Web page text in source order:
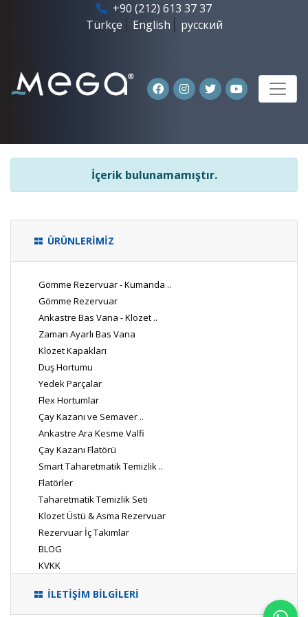
+90 (212) 613 37 37
Türkçe
English русский
İçerik bulunamamıştır.
ÜRÜNLERİMİZ
Gömme Rezervuar - Kumanda ..
Gömme Rezervuar
Ankastre Bas Vana - Klozet ..
Zaman Ayarlı Bas Vana
Klozet Kapakları
Duş Hortumu
Yedek Parçalar
Flex Hortumlar
Çay Kazanı ve Semaver ..
Ankastre Ara Kesme Valfi
Çay Kazanı Flatörü
Smart Taharetmatik Temizlik ..
Flatörler
Taharetmatik Temizlik Seti
Klozet Üstü & Asma Rezervuar
Rezervuar İç Takımlar
BLOG
KVKK
İLETİŞİM BİLGİLERİ